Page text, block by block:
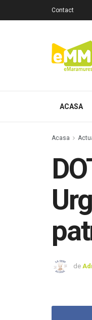
Contact
ACASA
Acasa
de